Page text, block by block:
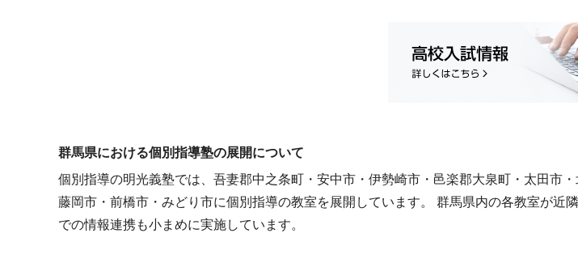
群馬県における個別指導塾の展開について
個別指導の明光義塾では、吾妻郡中之条町・安中市・伊勢崎市・邑楽郡大泉町・太田市
藤岡市・前橋市・みどり市に個別指導の教室を展開しています。 群馬県内の各教室が
での情報連携も小まめに実施しています。